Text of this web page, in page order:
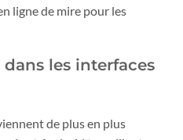
ligne de mire pour les
les interfaces
de plus en plus